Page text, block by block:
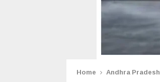
Home Andhra Pradesh